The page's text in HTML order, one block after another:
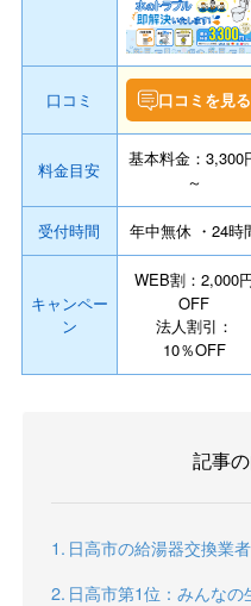
口コミ 口コミを見る
料金目安
基本料金：3,300
～
受付時間 年中無休 ・24時
キャンペー
ン
WEB割：2,000
OFF
法人割引：
10％OFF
記事
日高市の給湯器交換業
日高市第1位：みんな